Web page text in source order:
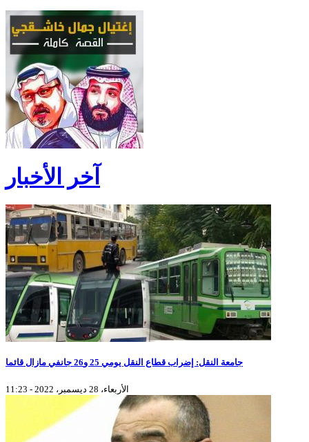
آخر الأخبار
جامعة النقل: إضراب قطاع النقل يومي 25 و26 جانفي مازال قائما
الأربعاء، 28 ديسمبر، 2022 - 11:23